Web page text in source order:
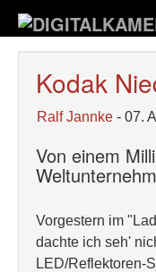
Hauptinhalt
springen
Kodak
Ralf Jannke - 07.
Von einem
Vorgestern im
dachte ich seh'
LED/Reflektoren-